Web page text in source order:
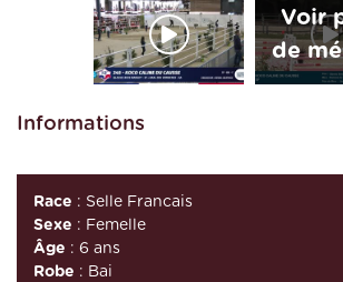
Informations
Race : Selle Francais
Sexe : Femelle
Âge : 6 ans
Robe : Bai